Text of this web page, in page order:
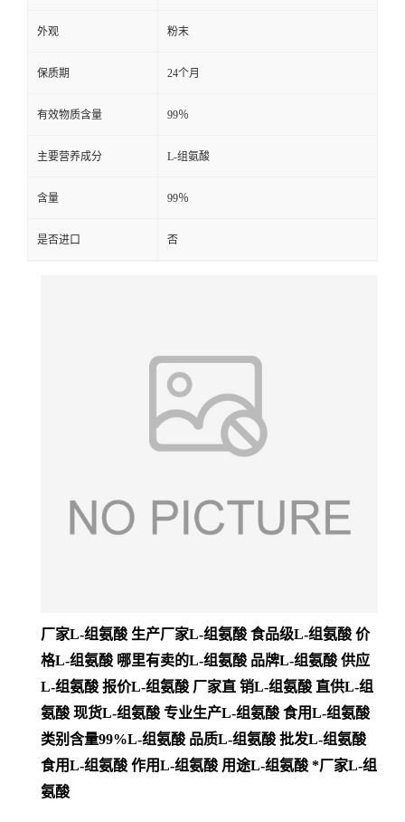
外观 粉末
保质期 24个月
有效物质含量 99％
主要营养成分 L-组氨酸
含量 99％
是否进口 否
厂家L-组氨酸 生产厂家L-组氨酸 食品级L-组氨酸 价
格L-组氨酸 哪里有卖的L-组氨酸 品牌L-组氨酸 供应
L-组氨酸 报价L-组氨酸 厂家直 销L-组氨酸 直供L-组
氨酸 现货L-组氨酸 专业生产L-组氨酸 食用L-组氨酸
类别含量99%L-组氨酸 品质L-组氨酸 批发L-组氨酸
食用L-组氨酸 作用L-组氨酸 用途L-组氨酸 *厂家L-组
氨酸